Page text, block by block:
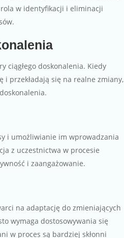
w identyfikacji i eliminacji
ciągłego doskonalenia. Kiedy
i przekładają się na realne zmiany,
i umożliwianie im wprowadzania
z uczestnictwa w procesie
i zaangażowanie.
na adaptację do zmieniających
wymaga dostosowywania się
w proces są bardziej skłonni